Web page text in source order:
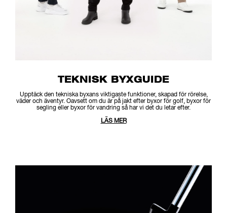
TEKNISK BYXGUIDE
Upptäck den tekniska byxans viktigaste funktioner, skapad för rörelse,
väder och äventyr. Oavsett om du är på jakt efter byxor för golf, byxor för
segling eller byxor för vandring så har vi det du letar efter.
LÄS MER